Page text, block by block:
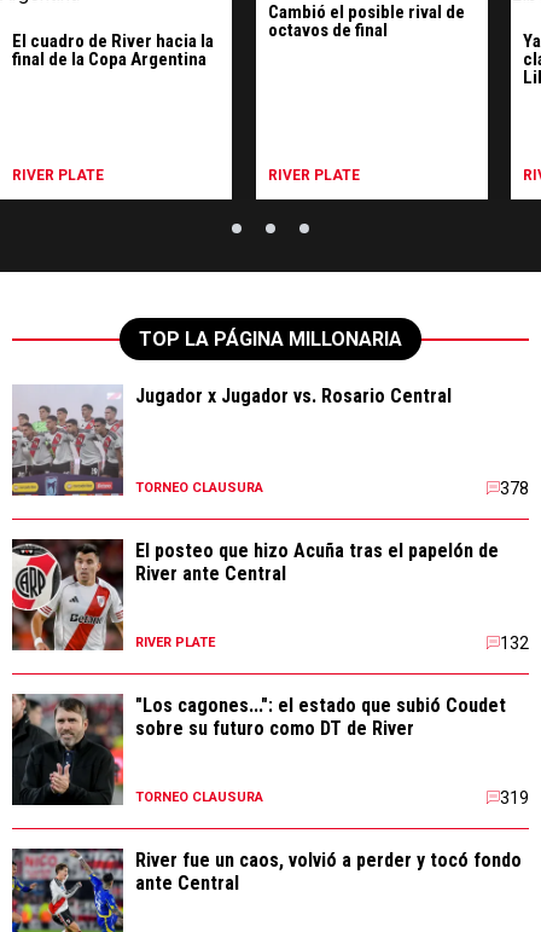
El cuadro de River hacia la
final de la Copa Argentina
RIVER PLATE
Cambió el posible rival de
octavos de final
RIVER PLATE
TOP LA PÁGINA MILLONARIA
Jugador x Jugador vs. Rosario Central
TORNEO CLAUSURA 378
El posteo que hizo Acuña tras el papelón de
River ante Central
RIVER PLATE 132
"Los cagones...": el estado que subió Coudet
sobre su futuro como DT de River
TORNEO CLAUSURA 319
River fue un caos, volvió a perder y tocó fondo
ante Central